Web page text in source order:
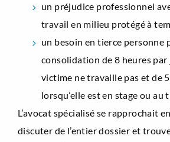
un préjudice professionnel
travail en milieu protégé à
un besoin en tierce personne
consolidation de 8 heures
victime ne travaille pas et de
lorsqu’elle est en stage ou au
L’avocat spécialisé se rapprochait
discuter de l’entier dossier et